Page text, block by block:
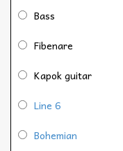
Bass
Fibenare
Kapok guitar
Line 6
Bohemian